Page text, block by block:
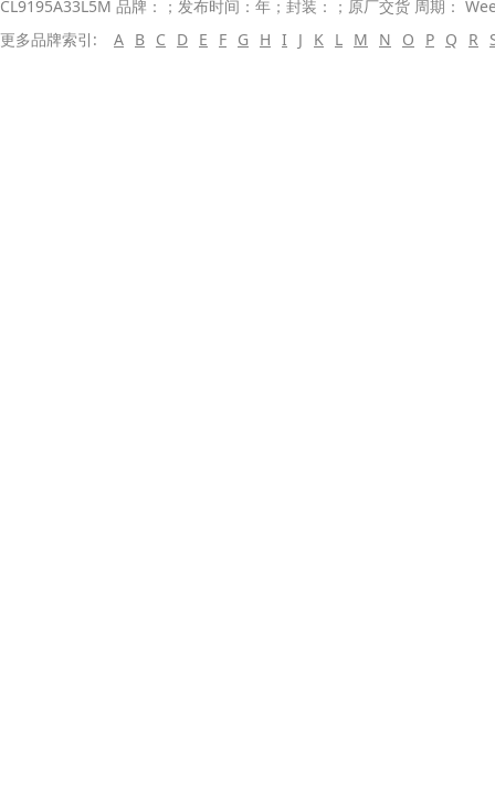
CL9195A33L5M 品牌：；发布时间：年；封装：；原厂交货 周期：
更多品牌索引:
A B C D E F G H I J K L M N O P Q R